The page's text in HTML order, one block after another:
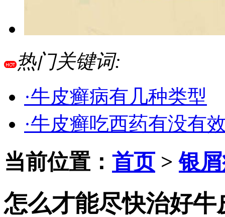
热门关键词:
·牛皮癣病有几种类型
·牛皮癣吃西药有没有
当前位置： 首页>银
怎么才能尽快治好牛